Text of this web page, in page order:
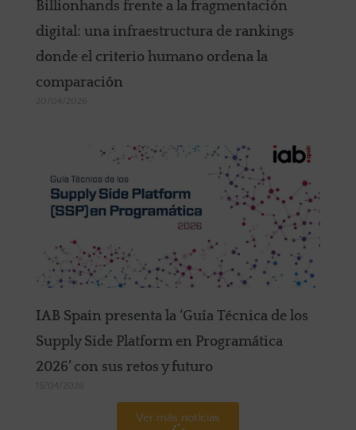
Billionhands frente a la fragmentación
digital: una infraestructura de rankings
donde el criterio humano ordena la
comparación
IAB Spain presenta la ‘Guía Técnica de los
Supply Side Platform en Programática
2026’ con sus retos y futuro
Ver más noticias